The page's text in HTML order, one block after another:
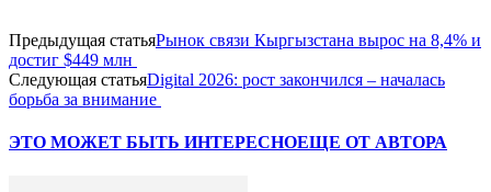
Предыдущая статьяРынок связи Кыргызстана вырос на 8,4% и
достиг $449 млн
Следующая статьяDigital 2026: рост закончился – началась
борьба за внимание
ЭТО МОЖЕТ БЫТЬ ИНТЕРЕСНОЕЩЕ ОТ АВТОРА